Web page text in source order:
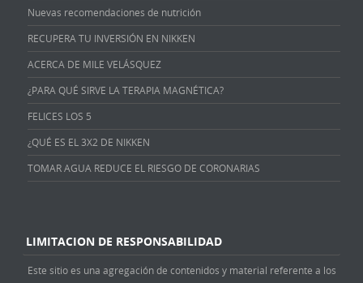
Nuevas recomendaciones de nutrición
RECUPERA TU INVERSIÓN EN NIKKEN
ACERCA DE MILE VELÁSQUEZ
¿PARA QUÉ SIRVE LA TERAPIA MAGNÉTICA?
FELICES LOS 5
¿QUÉ ES EL 3X2 DE NIKKEN
TOMAR AGUA REDUCE EL RIESGO DE CORONARIAS
LIMITACION DE RESPONSABILIDAD
Este sitio es una agregación de contenidos y material referente a los